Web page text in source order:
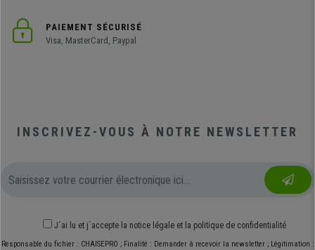
PAIEMENT SÉCURISÉ
Visa, MasterCard, Paypal
INSCRIVEZ-VOUS À NOTRE NEWSLETTER
J´ai lu et j´accepte la notice légale et la politique de confidentialité
Responsable du fichier : CHAISEPRO ; Finalité : Demander à recevoir la newsletter ; Légitimation :